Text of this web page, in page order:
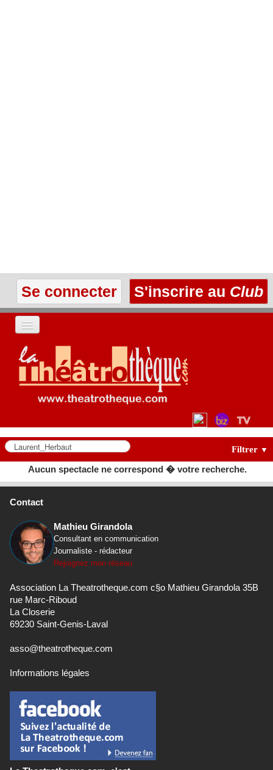
Se connecter S'inscrire au Club
ACCUEIL
LES TEXTES
LES ANNONCES
LE CLUB
Filtrer ▼
Aucun spectacle ne correspond � votre recherche.
Contact
Mathieu Girandola
Consultant en communication
Journaliste - rédacteur
Rejoignez mon réseau
Association La Theatrotheque.com c§o Mathieu Girandola 35B
rue Marc-Riboud
La Closerie
69230 Saint-Genis-Laval
asso@theatrotheque.com
Informations légales